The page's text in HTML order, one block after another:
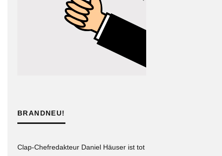
BRANDNEU!
Clap-Chefredakteur Daniel Häuser ist tot